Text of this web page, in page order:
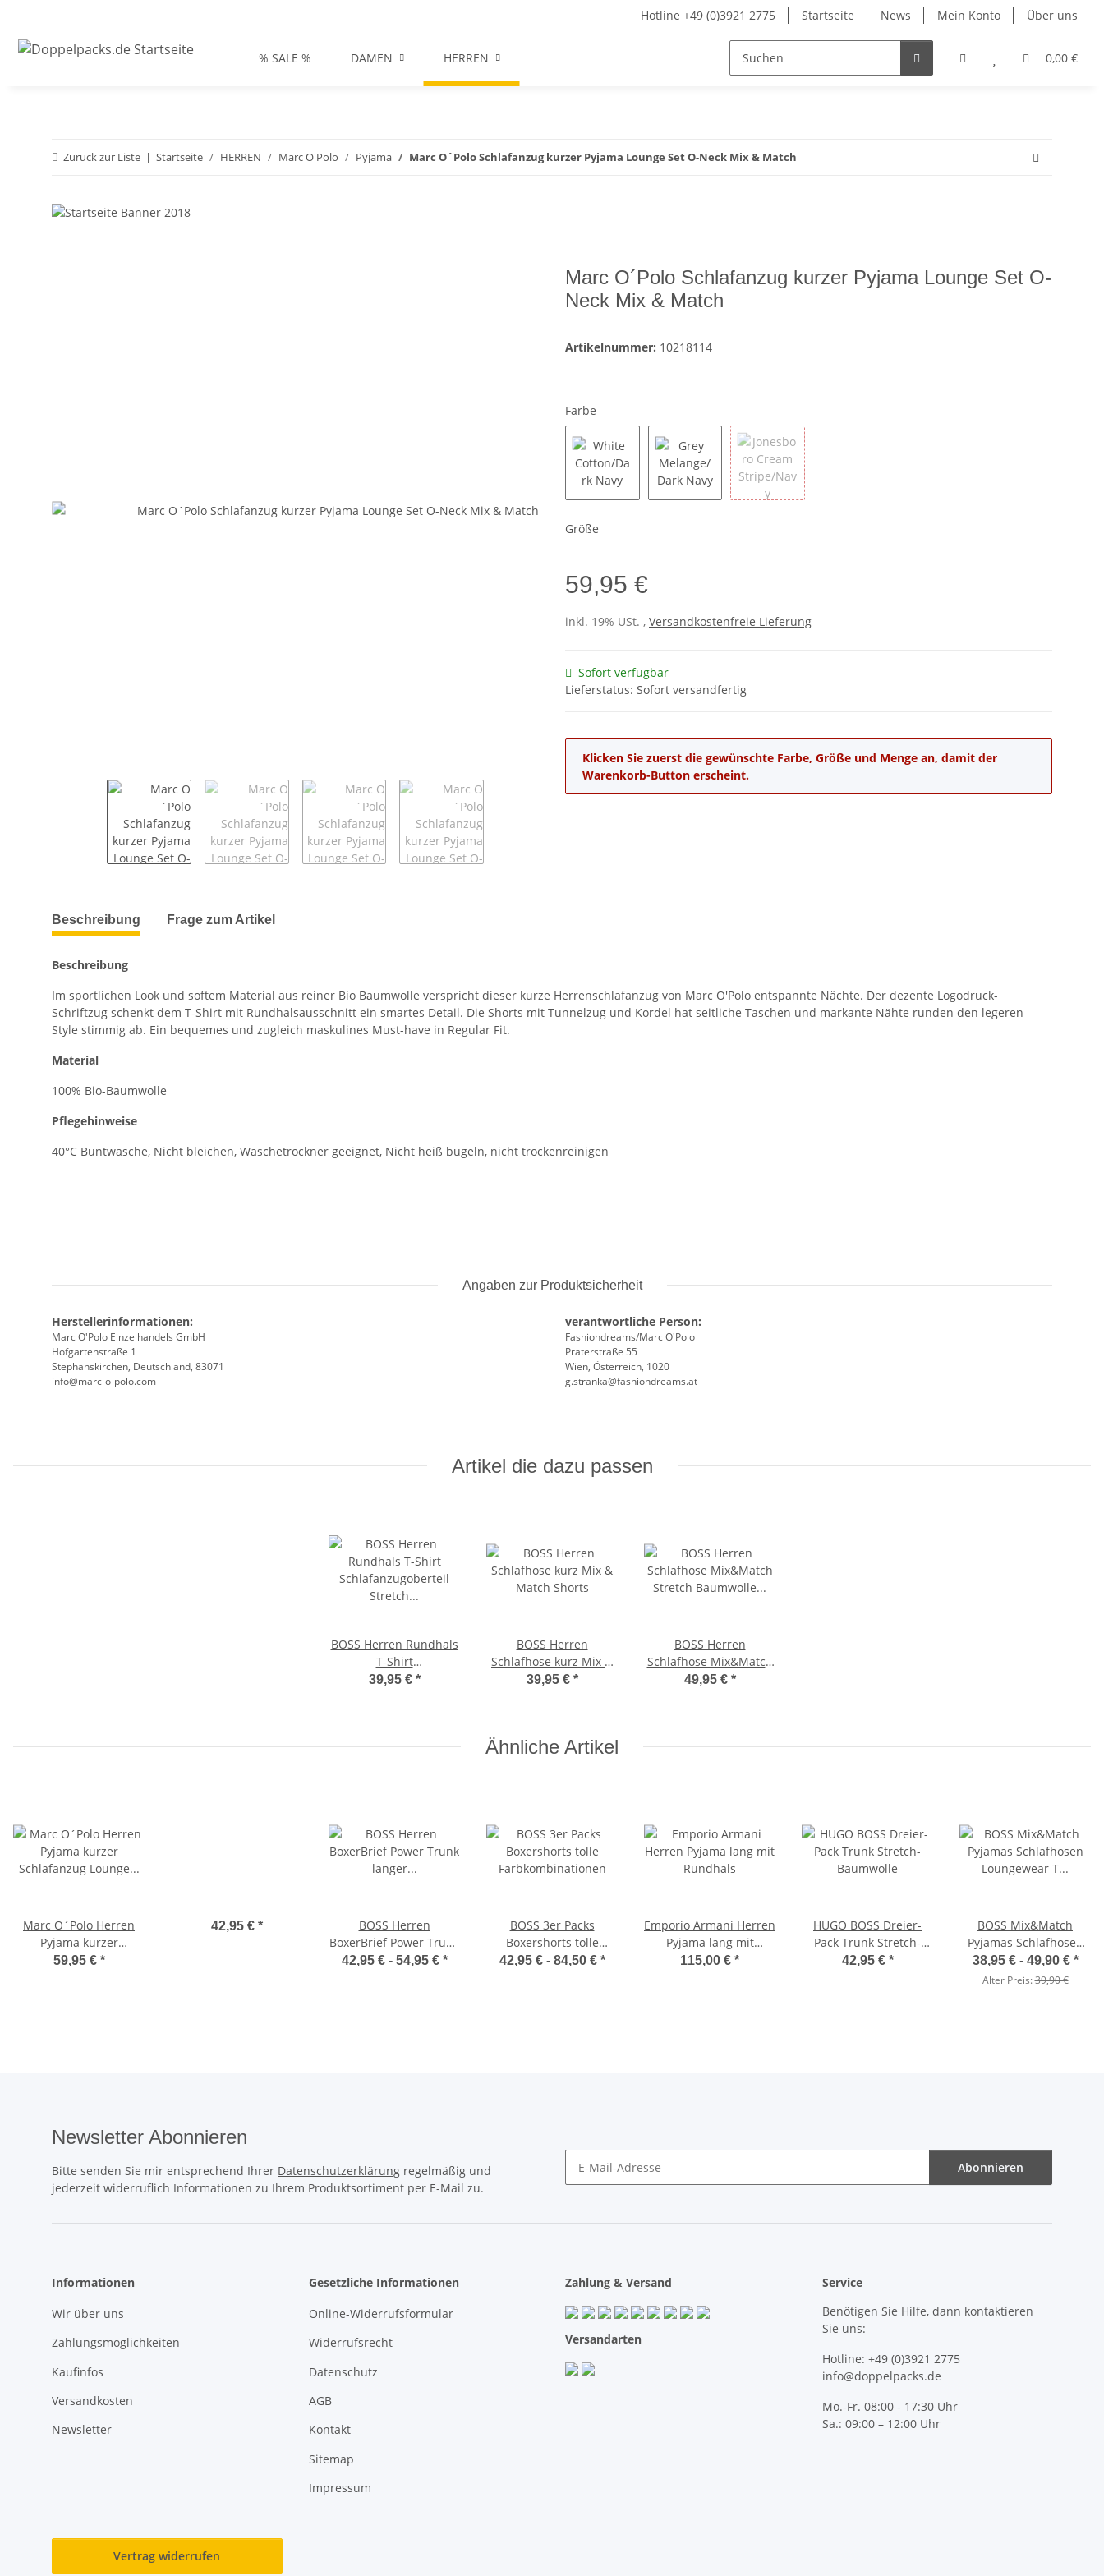
Hotline +49 (0)3921 2775 Startseite News Mein Konto Über uns
0,00 €
% SALE % DAMEN HERREN
Zurück zur Liste Startseite HERREN Marc O'Polo Pyjama Marc O´Polo Schlafanzug kurzer Pyjama Lounge Set O-Neck Mix & Match
Marc O´Polo Schlafanzug kurzer Pyjama Lounge Set O-
Neck Mix & Match
Artikelnummer: 10218114
Farbe
Größe
59,95 €
inkl. 19% USt. , Versandkostenfreie Lieferung
Sofort verfügbar
Lieferstatus: Sofort versandfertig
x
Klicken Sie zuerst die gewünschte Farbe, Größe und Menge an, damit der
Warenkorb-Button erscheint.
weitere Registerkarten anzeigen
Beschreibung Frage zum Artikel
Beschreibung
Im sportlichen Look und softem Material aus reiner Bio Baumwolle verspricht dieser kurze Herrenschlafanzug von Marc O'Polo entspannte Nächte. Der dezente Logodruck-
Schriftzug schenkt dem T-Shirt mit Rundhalsausschnitt ein smartes Detail. Die Shorts mit Tunnelzug und Kordel hat seitliche Taschen und markante Nähte runden den legeren
Style stimmig ab. Ein bequemes und zugleich maskulines Must-have in Regular Fit.
Material
100% Bio-Baumwolle
Pflegehinweise
40°C Buntwäsche, Nicht bleichen, Wäschetrockner geeignet, Nicht heiß bügeln, nicht trockenreinigen
Angaben zur Produktsicherheit
Herstellerinformationen:
Marc O'Polo Einzelhandels GmbH
Hofgartenstraße 1
Stephanskirchen, Deutschland, 83071
info@marc-o-polo.com
verantwortliche Person:
Fashiondreams/Marc O'Polo
Praterstraße 55
Wien, Österreich, 1020
g.stranka@fashiondreams.at
Artikel die dazu passen
BOSS Herren Rundhals
T-Shirt
Schlafanzugoberteil
39,95 € *
BOSS Herren
Schlafhose kurz Mix &
Match Shorts
39,95 € *
BOSS Herren
Schlafhose Mix&Match
Stretch Baumwolle
49,95 € *
Ähnliche Artikel
Marc O´Polo Herren
Pyjama kurzer
Schlafanzug Lounge Set
59,95 € *
42,95 € *
BOSS Herren
BoxerBrief Power Trunk
länger geschnitten
42,95 € - 54,95 € *
BOSS 3er Packs
Boxershorts tolle
Farbkombinationen
42,95 € - 84,50 € *
Emporio Armani Herren
Pyjama lang mit
Rundhals
115,00 € *
HUGO BOSS Dreier-
Pack Trunk Stretch-
Baumwolle
42,95 € *
BOSS Mix&Match
Pyjamas Schlafhosen
Loungewear T Shirts V
Necks O Necks
38,95 € - 49,90 € *
Alter Preis:39,90 €
Newsletter Abonnieren
Bitte senden Sie mir entsprechend Ihrer Datenschutzerklärung regelmäßig und
jederzeit widerruflich Informationen zu Ihrem Produktsortiment per E-Mail zu.
Abonnieren
Informationen
Wir über uns
Zahlungsmöglichkeiten
Kaufinfos
Versandkosten
Newsletter
Gesetzliche Informationen
Online-Widerrufsformular
Widerrufsrecht
Datenschutz
AGB
Kontakt
Sitemap
Impressum
Zahlung & Versand
Versandarten
Service
Benötigen Sie Hilfe, dann kontaktieren
Sie uns:
Hotline: +49 (0)3921 2775
info@doppelpacks.de
Mo.-Fr. 08:00 - 17:30 Uhr
Sa.: 09:00 – 12:00 Uhr
Vertrag widerrufen